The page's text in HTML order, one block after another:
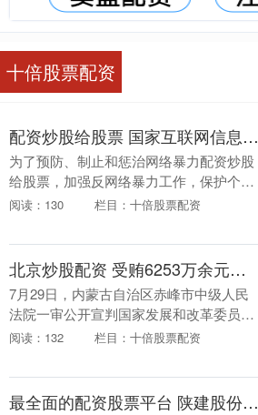
十倍股票配资
配资炒股给股票 国家互联网信息办公室关于《中华人民共和国反网络暴力法（征求意见稿）》公开征求意见的通知
为了预防、制止和惩治网络暴力配资炒股
给股票，加强反网络暴力工作，保护个
人、组织的合法权益，维护国家安全和社
排，国家互联网信息办....
阅读：130 栏目：十倍股票配资
北京炒股配资 受贿6253万余元，“老虎”徐宪平一审获刑十五年！曾任湖南省委常委
7月29日，内蒙古自治区赤峰市中级人民
法院一审公开宣判国家发展和改革委员会
原党组成员、副主任徐宪平受贿一案，对
年。 经审理查....
阅读：132 栏目：十倍股票配资
最全面的配资股票平台 陕建股份（600248）：中标西安高新区热力有限公司采购项目，中标金额为260.81万元